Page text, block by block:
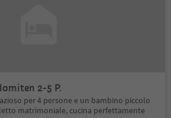
2-5 P.
per 4 persone e un bambino piccolo
letto matrimoniale, cucina perfettamente